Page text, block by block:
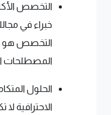
التخصص
خبراء في
التخصص هو
المصطلحات
الحلول
الاحترافية